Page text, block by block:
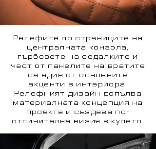
Релефите по страниците на
централната конзола,
гърбовете на седалките и
част от панелите на вратите
са един от основните
акценти в интериора.
Релефният дизайн допълва
материалната концепция на
проекта и създава по-
отличителна визия в купето.